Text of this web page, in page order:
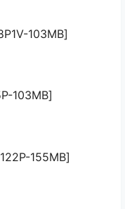
103MB]
103MB]
155MB]